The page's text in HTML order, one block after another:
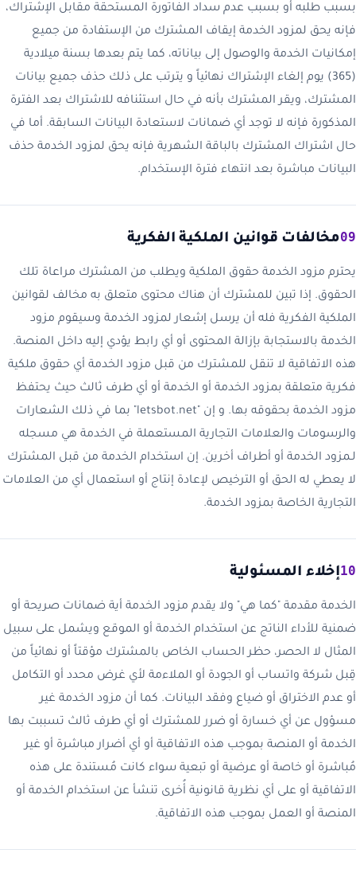
بسبب طلبه أو بسبب عدم سداد الفاتورة المستحقة مقابل الإشتراك،
فإنه يحق لمزود الخدمة إيقاف المشترك من الإستفادة من جميع
إمكانيات الخدمة والوصول إلى بياناته، كما يتم بعدها بسنة ميلادية
(365) يوم إلغاء الإشتراك نهائياً و يترتب على ذلك حذف جميع بيانات
المشترك، ويقر المشترك بأنه في حال استئنافه للاشتراك بعد الفترة
المذكورة فإنه لا توجد أي ضمانات لاستعادة البيانات السابقة. أما في
حال اشتراك المشترك بالباقة الشهرية فإنه يحق لمزود الخدمة حذف
البيانات مباشرة بعد انتهاء فترة الإستخدام.
09مخالفات قوانين الملكية الفكرية
يحترم مزود الخدمة حقوق الملكية ويطلب من المشترك مراعاة تلك
الحقوق. إذا تبين للمشترك أن هناك محتوى متعلق به مخالف لقوانين
الملكية الفكرية فله أن يرسل إشعار لمزود الخدمة وسيقوم مزود
الخدمة بالاستجابة بإزالة المحتوى أو أي رابط يؤدي إليه داخل المنصة.
هذه الاتفاقية لا تنقل للمشترك من قبل مزود الخدمة أي حقوق ملكية
فكرية متعلقة بمزود الخدمة أو الخدمة أو أي طرف ثالث حيث يحتفظ
مزود الخدمة بحقوقه بها. و إن "letsbot.net" بما في ذلك الشعارات
والرسومات والعلامات التجارية المستعملة في الخدمة هي مسجله
لـمزود الخدمة أو أطراف أخرين. إن استخدام الخدمة من قبل المشترك
لا يعطي له الحق أو الترخيص لإعادة إنتاج أو استعمال أي من العلامات
التجارية الخاصة بمزود الخدمة.
10إخلاء المسئولية
الخدمة مقدمة "كما هي" ولا يقدم مزود الخدمة أية ضمانات صريحة أو
ضمنية للأداء الناتج عن استخدام الخدمة أو الموقع ويشمل على سبيل
المثال لا الحصر، حظر الحساب الخاص بالمشترك مؤقتاً أو نهائياً من
قِبل شركة واتساب أو الجودة أو الملاءمة لأي غرض محدد أو التكامل
أو عدم الاختراق أو ضياع وفقد البيانات. كما أن مزود الخدمة غير
مسؤول عن أي خسارة أو ضرر للمشترك أو أي طرف ثالث تسببت بها
الخدمة أو المنصة بموجب هذه الاتفاقية أو أي أضرار مباشرة أو غير
مُباشرة أو خاصة أو عرضية أو تبعية سواء كانت مُستندة على هذه
الاتفاقية أو على أي نظرية قانونية أُخرى تنشأ عن استخدام الخدمة أو
المنصة أو العمل بموجب هذه الاتفاقية.